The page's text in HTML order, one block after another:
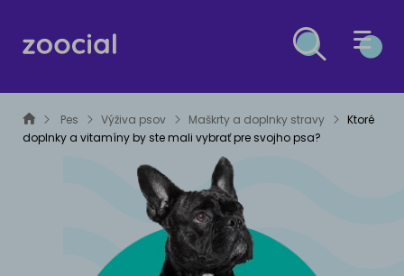
PES
OSTATNÉ DRUHY
MALÉ ZVIERATÁ
Pes Výživa psov Maškrty a doplnky stravy
Ktoré
doplnky a vitamíny by ste mali vybrať pre svojho psa?